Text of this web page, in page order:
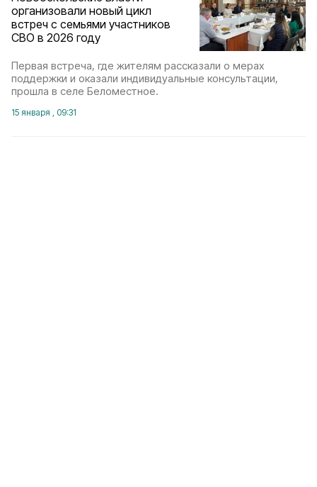
организовали новый цикл
встреч с семьями участников
СВО в 2026 году
Первая встреча, где жителям рассказали о мерах
поддержки и оказали индивидуальные консультации,
прошла в селе Беломестное.
15 января , 09:31